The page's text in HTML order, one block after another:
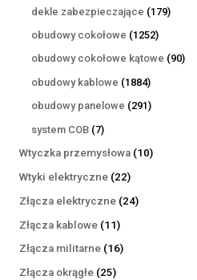
produktów
dekle zabezpieczające 179179
obudowy cokołowe 12521252
produkty
obudowy cokołowe kątowe 9090
obudowy kablowe 18841884
produkty
obudowy panelowe 291291
system COB 77
produktów
Wtyczka przemysłowa 1010
Wtyki elektryczne 2222
produkty
Złącza elektryczne 2424
Złącza kablowe 1111
produktów
Złącza militarne 1616
Złącza okrągłe 2525